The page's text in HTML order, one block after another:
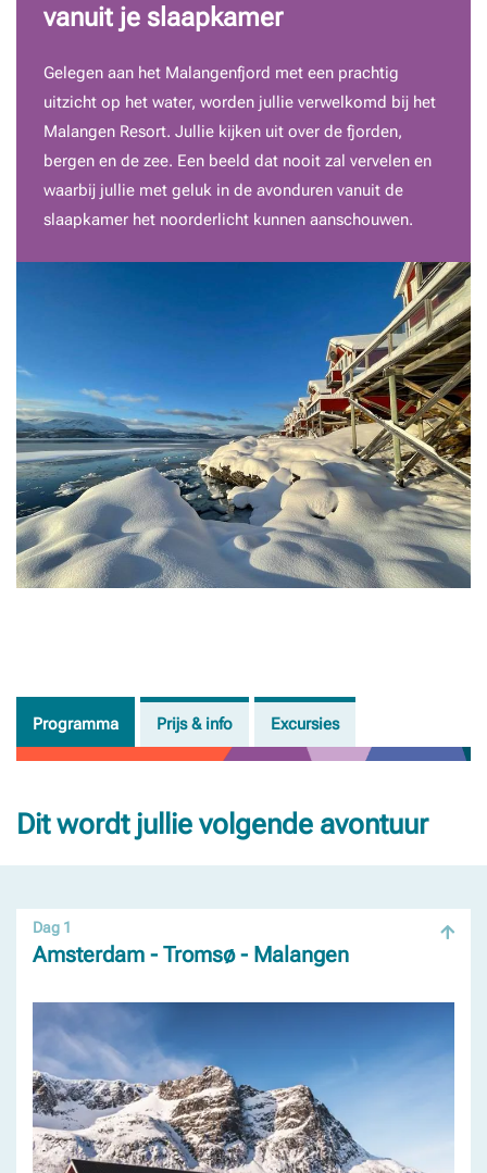
vanuit je slaapkamer
Gelegen aan het Malangenfjord met een prachtig
uitzicht op het water, worden jullie verwelkomd bij het
Malangen Resort. Jullie kijken uit over de fjorden,
bergen en de zee. Een beeld dat nooit zal vervelen en
waarbij jullie met geluk in de avonduren vanuit de
slaapkamer het noorderlicht kunnen aanschouwen.
Programma Prijs & info Excursies
Dit wordt jullie volgende avontuur
Amsterdam - Tromsø - Malangen
Dag 1